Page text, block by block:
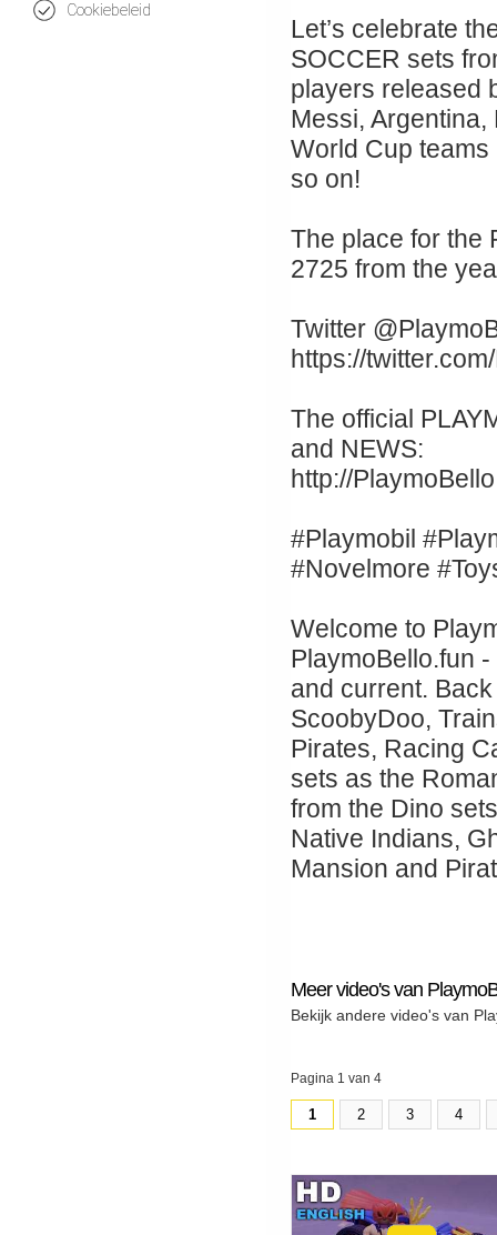
Cookiebeleid
Let’s celebrate
SOCCER sets
players released
Messi,
World Cup teams
so on!
The place for the
2725 from the
Twitter
https://
The official
and NEWS:
http://
#Playmobil
#Novelmore
Welcome to
PlaymoBello.fun
and current.
ScoobyDoo,
Pirates, Racing
sets as the
from the Dino
Native Indians,
Mansion and
Meer video's van
Bekijk andere video's van
Pagina 1 van 4
1 2 3 4